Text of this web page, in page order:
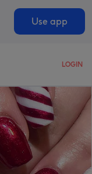
Use app
LOGIN